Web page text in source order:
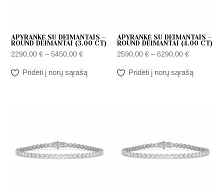
APYRANKĖ SU DEIMANTAIS –
ROUND DEIMANTAI (3.00 CT)
2290,00€ – 5450,00€
Pridėti į norų sąrašą
APYRANKĖ SU DEIMANTAIS –
ROUND DEIMANTAI (4.00 CT)
2590,00 € – 6290,00 €
Pridėti į norų sąrašą
8090,00 €
9490,00 €